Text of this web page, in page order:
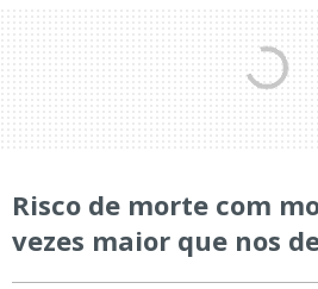
Risco de morte com
vezes maior que nos